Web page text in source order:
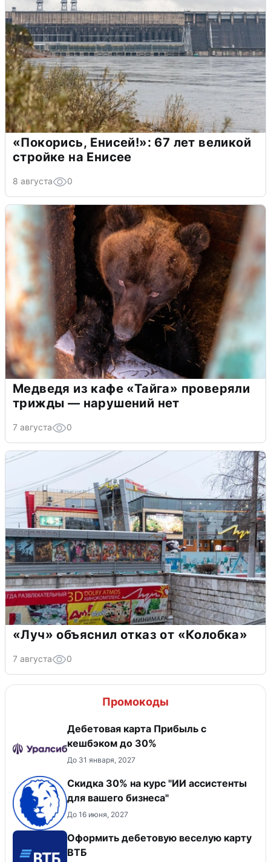
«Покорись, Енисей!»: 67 лет великой
стройке на Енисее
8 августа 0
Медведя из кафе «Тайга» проверяли
трижды — нарушений нет
7 августа 0
«Луч» объяснил отказ от «Колобка»
7 августа 0
Промокоды
Дебетовая карта Прибыль с
кешбэком до 30%
До 31 января, 2027
Скидка 30% на курс "ИИ ассистенты
для вашего бизнеса"
До 16 июня, 2027
Оформить дебетовую веселую карту
ВТБ